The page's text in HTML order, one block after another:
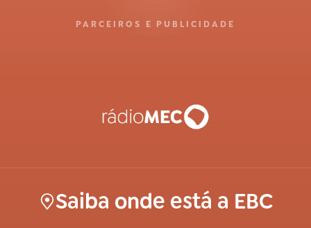
PARCEIROS E PUBLICIDADE
Saiba onde está a EBC